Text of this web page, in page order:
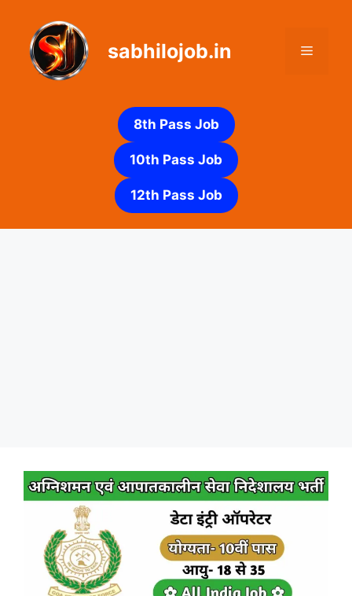
content
sabhilojob.in Menu
8th Pass Job
10th Pass Job
12th Pass Job